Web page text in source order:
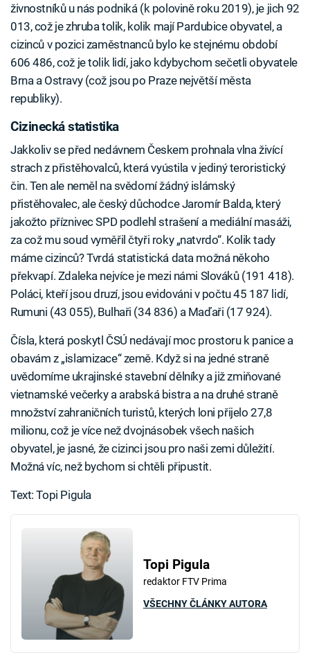
živnostníků u nás podniká (k polovině roku 2019), je jich 92
013, což je zhruba tolik, kolik mají Pardubice obyvatel, a
cizinců v pozici zaměstnanců bylo ke stejnému období
606 486, což je tolik lidí, jako kdybychom sečetli obyvatele
Brna a Ostravy (což jsou po Praze největší města
republiky).
Cizinecká statistika
Jakkoliv se před nedávnem Českem prohnala vlna živící
strach z přistěhovalců, která vyústila v jediný teroristický
čin. Ten ale neměl na svědomí žádný islámský
přistěhovalec, ale český důchodce Jaromír Balda, který
jakožto příznivec SPD podlehl strašení a mediální masáži,
za což mu soud vyměřil čtyři roky „natvrdo“. Kolik tady
máme cizinců? Tvrdá statistická data možná někoho
překvapí. Zdaleka nejvíce je mezi námi Slováků (191 418).
Poláci, kteří jsou druzí, jsou evidováni v počtu 45 187 lidí,
Rumuni (43 055), Bulhaři (34 836) a Maďaři (17 924).
Čísla, která poskytl ČSÚ nedávají moc prostoru k panice a
obavám z „islamizace“ země. Když si na jedné straně
uvědomíme ukrajinské stavební dělníky a již zmiňované
vietnamské večerky a arabská bistra a na druhé straně
množství zahraničních turistů, kterých loni přijelo 27,8
milionu, což je více než dvojnásobek všech našich
obyvatel, je jasné, že cizinci jsou pro naši zemi důležití.
Možná víc, než bychom si chtěli připustit.
Text: Topi Pigula
Topi Pigula
redaktor FTV Prima
VŠECHNY ČLÁNKY AUTORA